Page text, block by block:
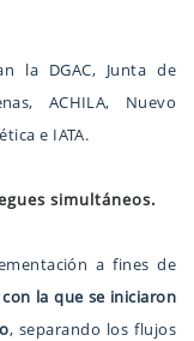
la DGAC, Junta de
ACHILA, Nuevo
e IATA.
simultáneos.
a fines de
con la que se iniciaron
, separando los flujos